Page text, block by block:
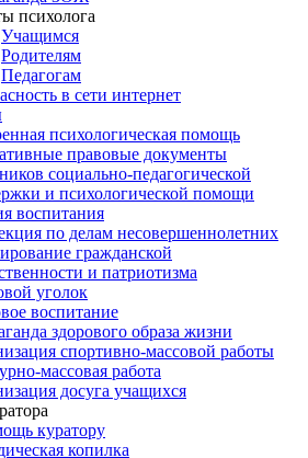
психолога
Учащимся
Родителям
Педагогам
в сети интернет
психологическая помощь
правовые документы
социально-педагогической
и психологической помощи
воспитания
по делам несовершеннолетних
гражданской
и патриотизма
уголок
воспитание
здорового образа жизни
спортивно-массовой работы
массовая работа
досуга учащихся
куратору
копилка